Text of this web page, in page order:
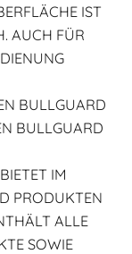
IST
AUCH FÜR
BULLGUARD
BULLGUARD
IM
PRODUKTEN
ALLE
SOWIE